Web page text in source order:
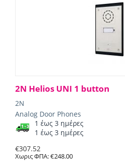
2N Helios UNI 1 button
2N
Analog Door Phones
1 έως 3 ημέρες
1 έως 3 ημέρες
€307.52
Χωρις ΦΠΑ:€248.00